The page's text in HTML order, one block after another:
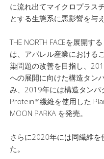
に流れ出てマイクロプラス
とする生態系に悪影響を与
THE NORTH FACEを展開す
は、アパレル産業における
染問題の改善を目指し、
への展開に向けた構造タン
み、2019年には構造タン
Protein™繊維を使用した
MOON PARKA を発売。
さらに2020年には同繊維
た。